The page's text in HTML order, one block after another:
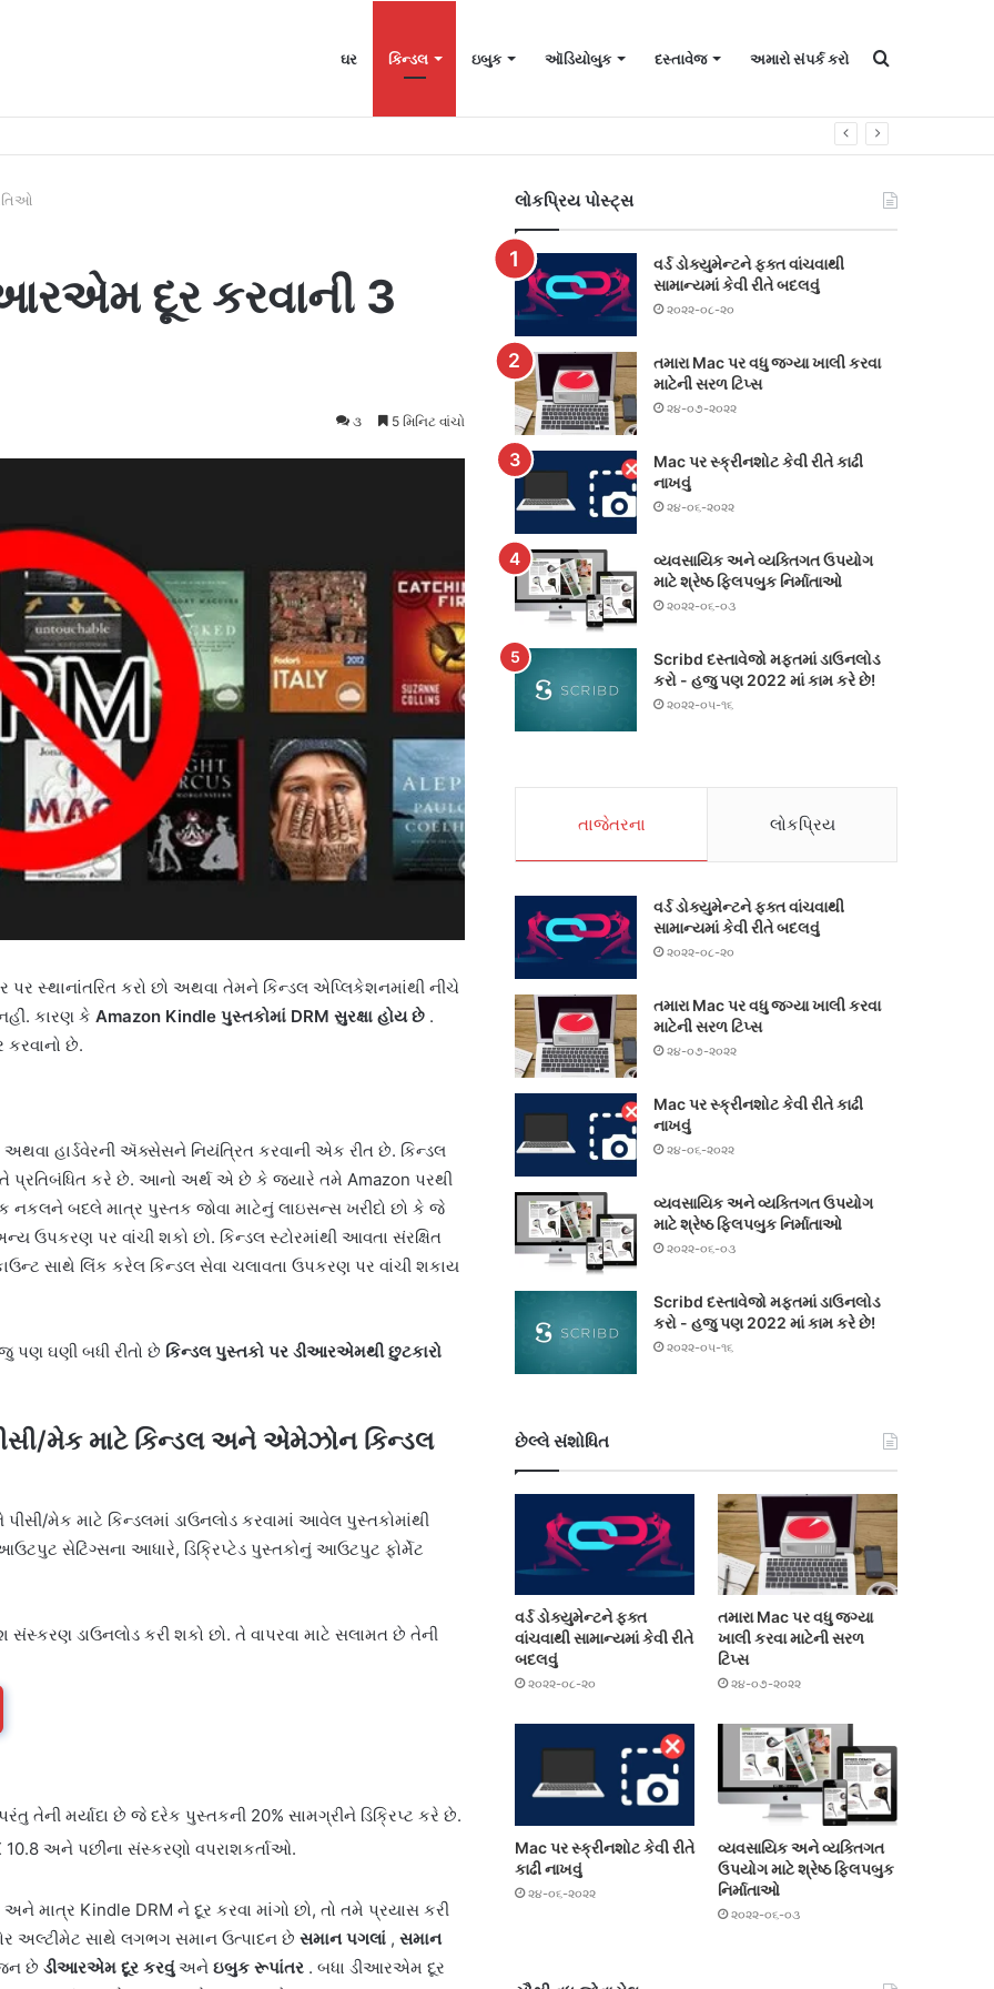
ઘર કિન્ડલ ઇબુક ઑડિયોબુક દસ્તાવેજ અમારો સંપર્ક કરો માટે
દૂર કરવાની 3
૩ 5 મિનિટ વાંચો
પર સ્થાનાંતરિત કરો છો અથવા તેમને કિન્ડલ એપ્લિકેશનમાંથી નીચે
કારણ કે Amazon Kindle પુસ્તકોમાં DRM સુરક્ષા હોય છે .
કરવાનો છે.
હાર્ડવેરની ઍક્સેસને નિયંત્રિત કરવાની એક રીત છે. કિન્ડલ
પ્રતિબંધિત કરે છે. આનો અર્થ એ છે કે જ્યારે તમે Amazon પરથી
નકલને બદલે માત્ર પુસ્તક જોવા માટેનું લાઇસન્સ ખરીદો છો કે જે
ઉપકરણ પર વાંચી શકો છો. કિન્ડલ સ્ટોરમાંથી આવતા સંરક્ષિત
સાથે લિંક કરેલ કિન્ડલ સેવા ચલાવતા ઉપકરણ પર વાંચી શકાય
પણ ઘણી બધી રીતો છે કિન્ડલ પુસ્તકો પર ડીઆરએમથી છુટકારો
મેક માટે કિન્ડલ અને એમેઝોન કિન્ડલ
મેક માટે કિન્ડલમાં ડાઉનલોડ કરવામાં આવેલ પુસ્તકોમાંથી
સેટિંગ્સના આધારે, ડિક્રિપ્ટેડ પુસ્તકોનું આઉટપુટ ફોર્મેટ
ડાઉનલોડ કરી શકો છો. તે વાપરવા માટે સલામત છે તેની
તેની મર્યાદા છે જે દરેક પુસ્તકની 20% સામગ્રીને ડિક્રિપ્ટ કરે છે.
10.8 અને પછીના સંસ્કરણો વપરાશકર્તાઓ.
Kindle DRM ને દૂર કરવા માંગો છો, તો તમે પ્રયાસ કરી
અલ્ટીમેટ સાથે લગભગ સમાન ઉત્પાદન છે સમાન પગલાં , સમાન
છે ડીઆરએમ દૂર કરવુંઅને ઇબુક રૂપાંતર . બધા ડીઆરએમ દૂર
લોકપ્રિય પોસ્ટ્સ
વર્ડ ડોક્યુમેન્ટને ફક્ત વાંચવાથી
સામાન્યમાં કેવી રીતે બદલવું
૨૦૨૨-૦૮-૨૦
તમારા Mac પર વધુ જગ્યા ખાલી કરવા
માટેની સરળ ટિપ્સ
૨૪-૦૭-૨૦૨૨
Mac પર સ્ક્રીનશોટ કેવી રીતે કાઢી
નાખવું
૨૪-૦૬-૨૦૨૨
વ્યવસાયિક અને વ્યક્તિગત ઉપયોગ
માટે શ્રેષ્ઠ ફ્લિપબુક નિર્માતાઓ
૨૦૨૨-૦૬-૦૩
Scribd દસ્તાવેજો મફતમાં ડાઉનલોડ
કરો - હજુ પણ 2022 માં કામ કરે છે!
૨૦૨૨-૦૫-૧૬
તાજેતરના લોકપ્રિય
વર્ડ ડોક્યુમેન્ટને ફક્ત વાંચવાથી
સામાન્યમાં કેવી રીતે બદલવું
૨૦૨૨-૦૮-૨૦
તમારા Mac પર વધુ જગ્યા ખાલી કરવા
માટેની સરળ ટિપ્સ
૨૪-૦૭-૨૦૨૨
Mac પર સ્ક્રીનશોટ કેવી રીતે કાઢી
નાખવું
૨૪-૦૬-૨૦૨૨
વ્યવસાયિક અને વ્યક્તિગત ઉપયોગ
માટે શ્રેષ્ઠ ફ્લિપબુક નિર્માતાઓ
૨૦૨૨-૦૬-૦૩
Scribd દસ્તાવેજો મફતમાં ડાઉનલોડ
કરો - હજુ પણ 2022 માં કામ કરે છે!
૨૦૨૨-૦૫-૧૬
છેલ્લે સંશોધિત
વર્ડ ડોક્યુમેન્ટને ફક્ત
વાંચવાથી સામાન્યમાં કેવી રીતે
બદલવું
૨૦૨૨-૦૮-૨૦
તમારા Mac પર વધુ જગ્યા
ખાલી કરવા માટેની સરળ
ટિપ્સ
૨૪-૦૭-૨૦૨૨
Mac પર સ્ક્રીનશોટ કેવી રીતે
કાઢી નાખવું
૨૪-૦૬-૨૦૨૨
વ્યવસાયિક અને વ્યક્તિગત
ઉપયોગ માટે શ્રેષ્ઠ ફ્લિપબુક
નિર્માતાઓ
૨૦૨૨-૦૬-૦૩